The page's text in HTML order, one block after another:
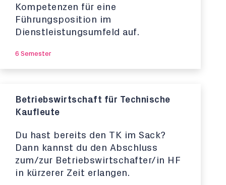
Kompetenzen für eine
Führungsposition im
Dienstleistungsumfeld auf.
6 Semester
Betriebswirtschaft für Technische
Kaufleute
Du hast bereits den TK im Sack?
Dann kannst du den Abschluss
zum/zur Betriebswirtschafter/in HF
in kürzerer Zeit erlangen.